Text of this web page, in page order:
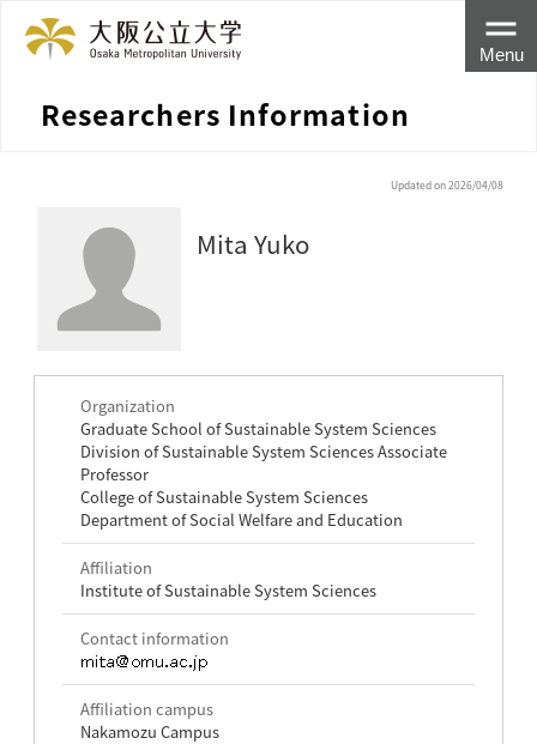
Researchers Information
Menu
Updated on 2026/04/08
Mita Yuko
Organization
Graduate School of Sustainable System Sciences
Division of Sustainable System Sciences Associate
Professor
College of Sustainable System Sciences
Department of Social Welfare and Education
Affiliation
Institute of Sustainable System Sciences
Contact information
Affiliation campus
Nakamozu Campus